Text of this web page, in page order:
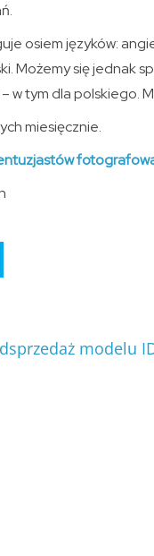
osiem języków:
Możemy się jednak
w tym dla polskiego.
miesięcznie.
modelu